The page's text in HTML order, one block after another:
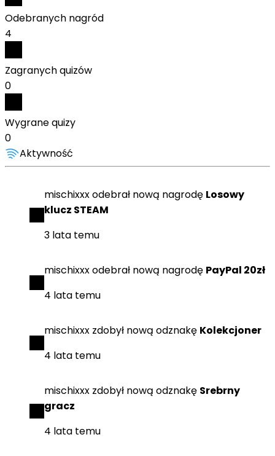
Odebranych nagród
4
Zagranych quizów
0
Wygrane quizy
0
Aktywność
mischixxxodebrał nową nagrodę Losowy
klucz STEAM
3 lata temu
mischixxxodebrał nową nagrodę PayPal 20zł
4 lata temu
mischixxx zdobył nową odznakę Kolekcjoner
4 lata temu
mischixxx zdobył nową odznakę Srebrny
gracz
4 lata temu